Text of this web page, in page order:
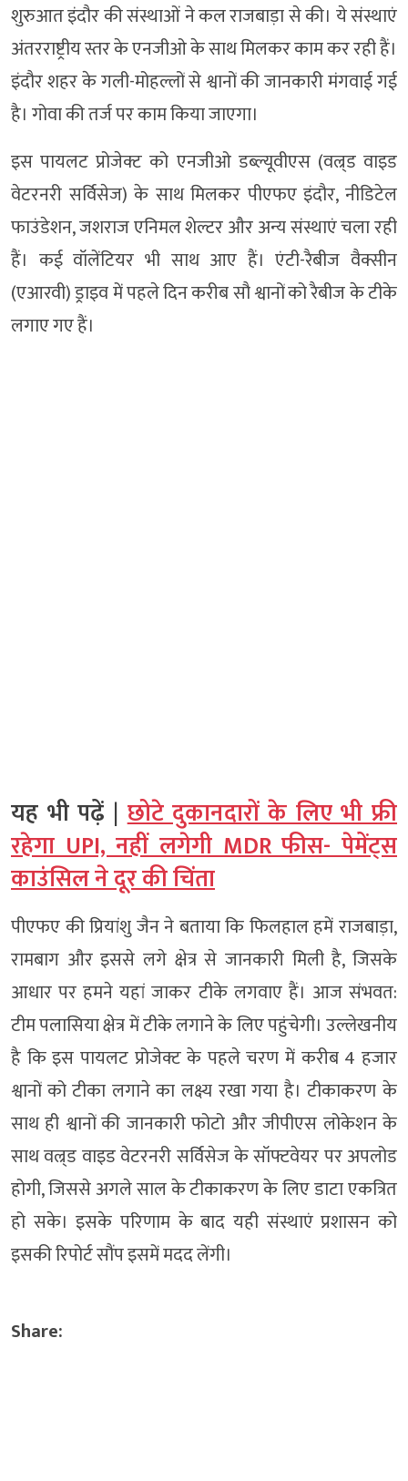
शुरुआत इंदौर की संस्थाओं ने कल राजबाड़ा से की। ये संस्थाएं
अंतरराष्ट्रीय स्तर के एनजीओ के साथ मिलकर काम कर रही हैं।
इंदौर शहर के गली-मोहल्लों से श्वानों की जानकारी मंगवाई गई
है। गोवा की तर्ज पर काम किया जाएगा।
इस पायलट प्रोजेक्ट को एनजीओ डब्ल्यूवीएस (वल्र्ड वाइड
वेटरनरी सर्विसेज) के साथ मिलकर पीएफए इंदौर, नीडिटेल
फाउंडेशन, जशराज एनिमल शेल्टर और अन्य संस्थाएं चला रही
हैं। कई वॉलेंटियर भी साथ आए हैं। एंटी-रैबीज वैक्सीन
(एआरवी) ड्राइव में पहले दिन करीब सौ श्वानों को रैबीज के टीके
लगाए गए हैं।
यह भी पढ़ें |छोटे दुकानदारों के लिए भी फ्री
रहेगा UPI, नहीं लगेगी MDR फीस- पेमेंट्स
काउंसिल ने दूर की चिंता
पीएफए की प्रियांशु जैन ने बताया कि फिलहाल हमें राजबाड़ा,
रामबाग और इससे लगे क्षेत्र से जानकारी मिली है, जिसके
आधार पर हमने यहां जाकर टीके लगवाए हैं। आज संभवत:
टीम पलासिया क्षेत्र में टीके लगाने के लिए पहुंचेगी। उल्लेखनीय
है कि इस पायलट प्रोजेक्ट के पहले चरण में करीब 4 हजार
श्वानों को टीका लगाने का लक्ष्य रखा गया है। टीकाकरण के
साथ ही श्वानों की जानकारी फोटो और जीपीएस लोकेशन के
साथ वल्र्ड वाइड वेटरनरी सर्विसेज के सॉफ्टवेयर पर अपलोड
होगी, जिससे अगले साल के टीकाकरण के लिए डाटा एकत्रित
हो सके। इसके परिणाम के बाद यही संस्थाएं प्रशासन को
इसकी रिपोर्ट सौंप इसमें मदद लेंगी।
Share: